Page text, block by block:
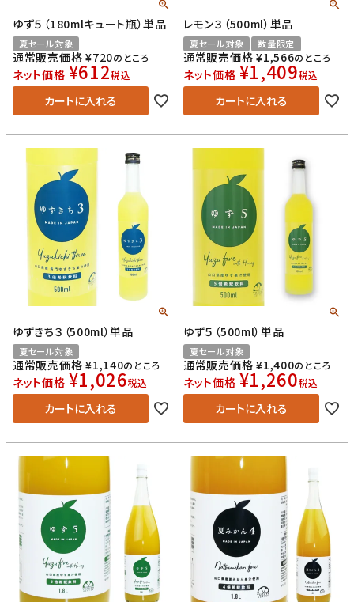
ゆず５（180mlキュート瓶）単品
夏セール対象
通常販売価格 ¥720のところ
ネット価格 ¥612税込
カートに入れる
レモン３（500ml）単品
夏セール対象 数量限定
通常販売価格 ¥1,566のところ
ネット価格 ¥1,409税込
カートに入れる
ゆずきち３（500ml）単品
夏セール対象
通常販売価格 ¥1,140のところ
ネット価格 ¥1,026税込
カートに入れる
ゆず５（500ml）単品
夏セール対象
通常販売価格 ¥1,400のところ
ネット価格 ¥1,260税込
カートに入れる